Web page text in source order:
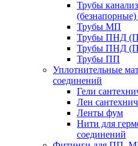
Трубы
Трубы МП
Трубы ПНД
Трубы ПНД
Трубы ПП
Уплотнительные
соединений
Гели
Лен
Ленты фум
Нити для
соединений